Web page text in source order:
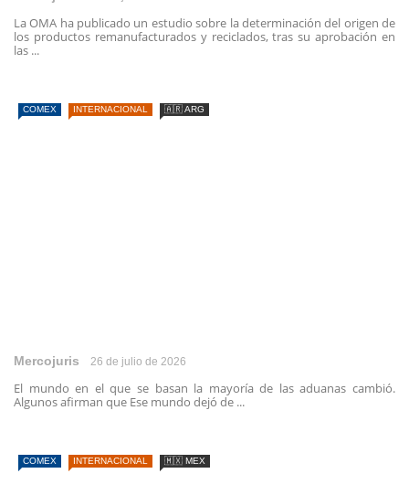
La OMA ha publicado un estudio sobre la determinación del origen de
los productos remanufacturados y reciclados, tras su aprobación en
las ...
COMEX INTERNACIONAL 🇦🇷 ARG
Mercojuris 26 de julio de 2026
El mundo en el que se basan la mayoría de las aduanas cambió.
Algunos afirman que Ese mundo dejó de ...
COMEX INTERNACIONAL 🇲🇽 MEX